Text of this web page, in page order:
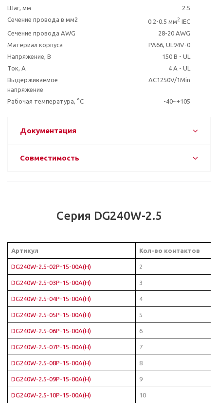
Шаг, мм
2.5
Сечение провода в мм2
0.2-0.5 мм2 IEC
Сечение провода AWG
28-20 AWG
Материал корпуса
PA66, UL94V-0
Напряжение, В
150 В - UL
Ток, А
4 A - UL
Выдерживаемое
напряжение
AC1250V/1Min
Рабочая температура, °C -40~+105
Документация
Совместимость
Серия DG240W-2.5
Артикул Кол-во контактов
DG240W-2.5-02P-15-00A(H) 2
DG240W-2.5-03P-15-00A(H) 3
DG240W-2.5-04P-15-00A(H) 4
DG240W-2.5-05P-15-00A(H) 5
DG240W-2.5-06P-15-00A(H) 6
DG240W-2.5-07P-15-00A(H) 7
DG240W-2.5-08P-15-00A(H) 8
DG240W-2.5-09P-15-00A(H) 9
DG240W-2.5-10P-15-00A(H) 10